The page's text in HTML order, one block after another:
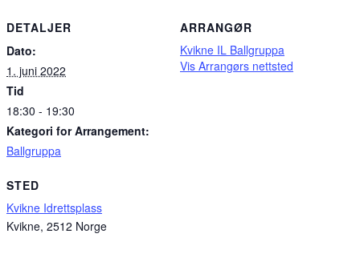
DETALJER
Dato:
1. juni 2022
Tid
18:30 - 19:30
Kategori for Arrangement:
Ballgruppa
STED
Kvikne Idrettsplass
Kvikne, 2512 Norge
ARRANGØR
Kvikne IL Ballgruppa
Vis Arrangørs nettsted